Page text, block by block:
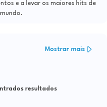
e a levar os maiores hits de
Mostrar mais
resultados